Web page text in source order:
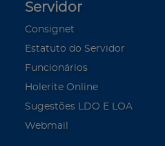
Servidor
Consignet
Estatuto do Servidor
Funcionários
Holerite Online
Sugestões LDO E LOA
Webmail